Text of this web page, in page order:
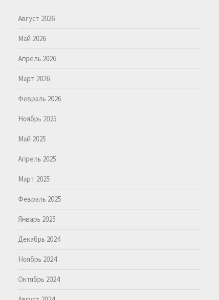
Август 2026
Май 2026
Апрель 2026
Март 2026
Февраль 2026
Ноябрь 2025
Май 2025
Апрель 2025
Март 2025
Февраль 2025
Январь 2025
Декабрь 2024
Ноябрь 2024
Октябрь 2024